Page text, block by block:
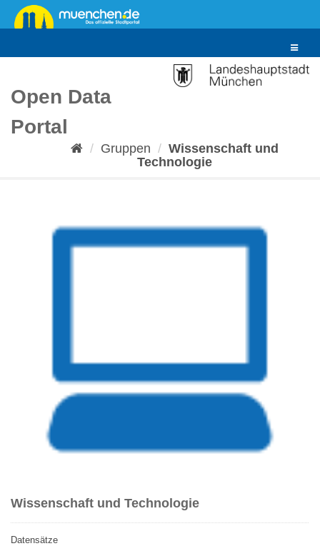
Überspringen
zum
Toggle
Open Data
Portal
Gruppen
Wissenschaft und
Technologie
Wissenschaft und Technologie
Datensätze